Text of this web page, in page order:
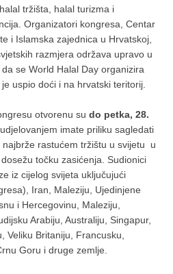
tržišta, halal turizma i
Organizatori kongresa, Centar
i Islamska zajednica u Hrvatskoj,
razmjera održava upravo u
se World Halal Day organizira
uspio doći i na hrvatski teritorij.
otvorenu sudo petka, 28.
imate priliku sagledati
rastućem tržištu u svijetu u
točku zasićenja. Sudionici
iz cijelog svijeta uključujući
Iran, Maleziju, Ujedinjene
i Hercegovinu, Maleziju,
Arabiju, Australiju, Singapur,
Veliku Britaniju, Francusku,
Goru i druge zemlje.